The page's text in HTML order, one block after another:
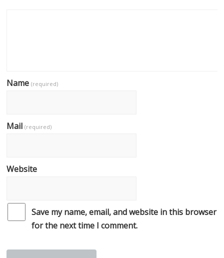
Name(required)
Mail(required)
Website
Save my name, email, and website in this browser
for the next time I comment.